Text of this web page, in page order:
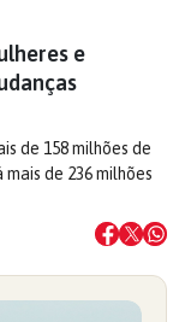
e
de 158 milhões de
de 236 milhões